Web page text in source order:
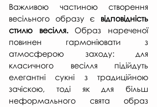
Важливою частиною створення
весільного образу є відповідність
стилю весілля. Образ нареченої
повинен гармоніювати з
атмосферою заходу: для
класичного весілля підійдуть
елегантні сукні з традиційною
зачіскою, тоді як для більш
неформального свята образ